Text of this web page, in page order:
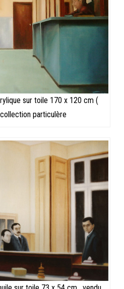
sur toile 170 x 120 cm (
particulère